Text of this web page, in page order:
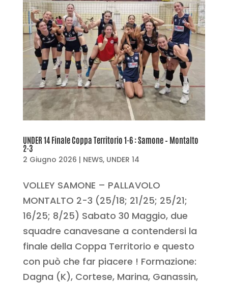
UNDER 14 Finale Coppa Territorio 1-6 : Samone – Montalto
2-3
2 Giugno 2026 | NEWS, UNDER 14
VOLLEY SAMONE – PALLAVOLO
MONTALTO 2-3 (25/18; 21/25; 25/21;
16/25; 8/25) Sabato 30 Maggio, due
squadre canavesane a contendersi la
finale della Coppa Territorio e questo
con può che far piacere ! Formazione:
Dagna (K), Cortese, Marina, Ganassin,